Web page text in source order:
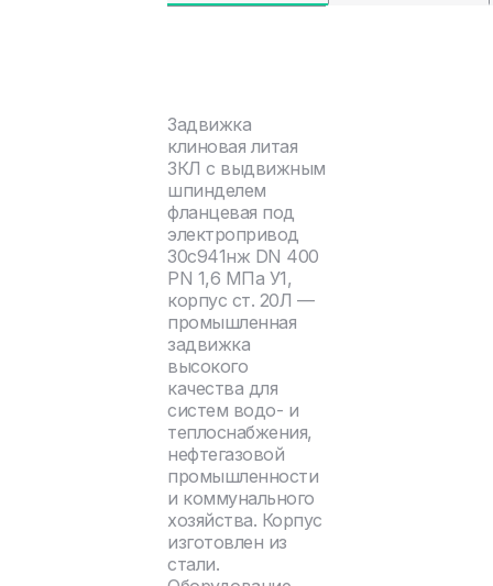
Задвижка
клиновая литая
ЗКЛ с выдвижным
шпинделем
фланцевая под
электропривод
30с941нж DN 400
PN 1,6 МПа У1,
корпус ст. 20Л —
промышленная
задвижка
высокого
качества для
систем водо- и
теплоснабжения,
нефтегазовой
промышленности
и коммунального
хозяйства. Корпус
изготовлен из
стали.